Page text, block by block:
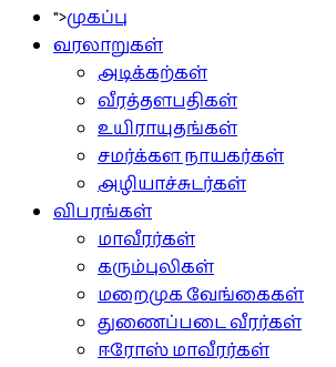
">முகப்பு
வரலாறுகள்
அடிக்கற்கள்
வீரத்தளபதிகள்
உயிராயுதங்கள்
சமர்க்கள நாயகர்கள்
அழியாச்சுடர்கள்
விபரங்கள்
மாவீரர்கள்
கரும்புலிகள்
மறைமுக வேங்கைகள்
துணைப்படை வீரர்கள்
ஈரோஸ் மாவீரர்கள்